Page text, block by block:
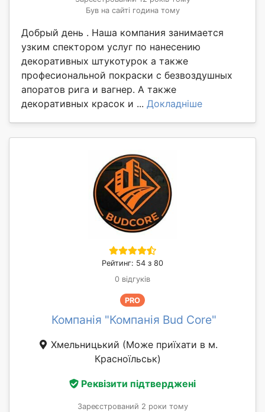
Був на сайті година тому
Добрый день . Наша компания занимается
узким спектором услуг по нанесению
декоративных штукотурок а также
професиональной покраски с безвоздушных
апоратов рига и вагнер. А также
декоративных красок и ... Докладніше
Рейтинг: 54 з 80
0 відгуків
PRO
Компанія "Компанія Bud Core"
Хмельницький (Може приїхати в м.
Красноїльськ)
Реквізити підтверджені
Зареєстрований 2 роки тому